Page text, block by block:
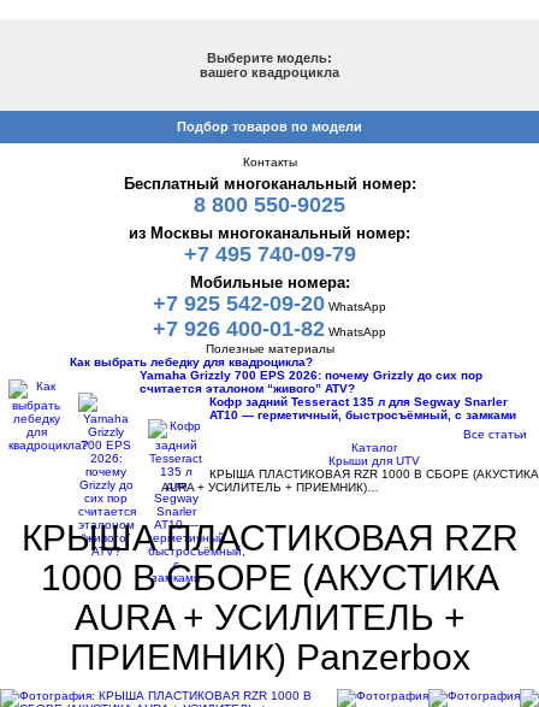
Выберите модель:
вашего квадроцикла
Подбор товаров по модели
Контакты
Бесплатный многоканальный номер:
8 800 550-9025
из Москвы многоканальный номер:
+7 495 740-09-79
Мобильные номера:
+7 925 542-09-20 WhatsApp
+7 926 400-01-82 WhatsApp
Полезные материалы
Как выбрать лебедку для квадроцикла?
Yamaha Grizzly 700 EPS 2026: почему Grizzly до сих пор
считается эталоном “живого” ATV?
Кофр задний Tesseract 135 л для Segway Snarler
AT10 — герметичный, быстросъёмный, с замками
Все статьи
Каталог
Крыши для UTV
КРЫША ПЛАСТИКОВАЯ RZR 1000 В СБОРЕ (АКУСТИКА
AURA + УСИЛИТЕЛЬ + ПРИЕМНИК)…
КРЫША ПЛАСТИКОВАЯ RZR
1000 В СБОРЕ (АКУСТИКА
AURA + УСИЛИТЕЛЬ +
ПРИЕМНИК) Panzerbox